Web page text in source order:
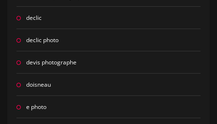
declic
declic photo
devis photographe
doisneau
e photo